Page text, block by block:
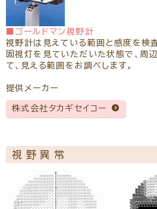
■ゴールドマン視野計
視野計は見えている範囲と感度を検
固視灯を見ていただいた状態で、周
て、見える範囲をお調べします。
提供メーカー
株式会社タカギセイコー
視野異常